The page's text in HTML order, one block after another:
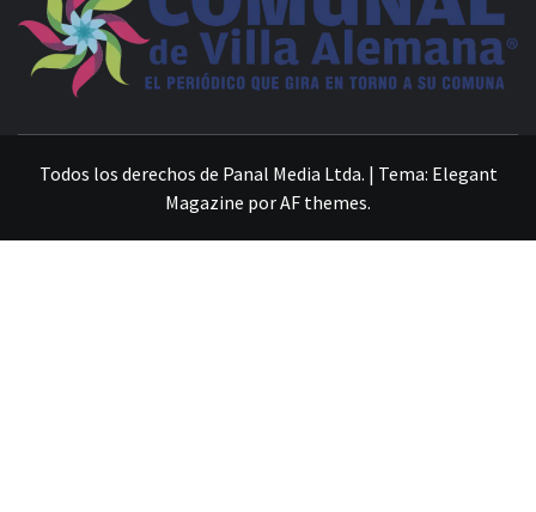
Todos los derechos de Panal Media Ltda. | Tema: Elegant
Magazine porAF themes.